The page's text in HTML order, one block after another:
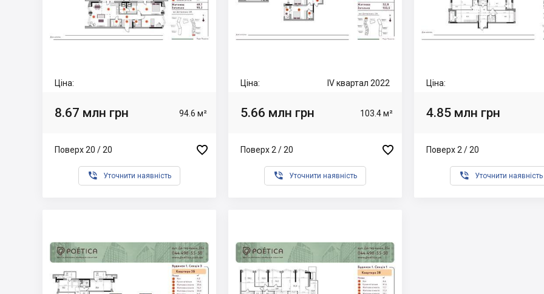
Ціна:
8.67 млн грн 94.6 м²
Поверх 20 / 20 
 Уточнити наявність
Ціна: IV квартал 2022
5.66 млн грн 103.4 м²
Поверх 2 / 20 
 Уточнити наявність
Ціна:
4.85 млн грн
Поверх 2 / 20
 Уточнити наявність